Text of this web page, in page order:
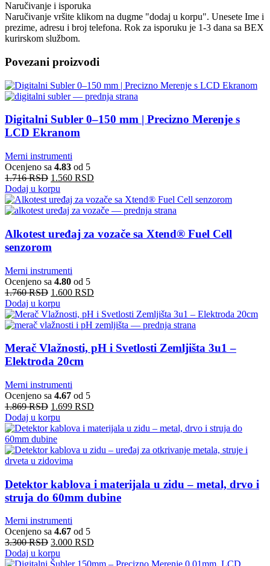
Naručivanje i isporuka
Naručivanje vršite klikom na dugme "dodaj u korpu". Unesete Ime i
prezime, adresu i broj telefona. Rok za isporuku je 1-3 dana sa BEX
kurirskom službom.
Povezani proizvodi
Digitalni Subler 0–150 mm | Precizno Merenje s
LCD Ekranom
Merni instrumenti
Ocenjeno sa 4.83 od 5
1.716RSD 1.560 RSD
Dodaj u korpu
Alkotest uređaj za vozače sa Xtend® Fuel Cell
senzorom
Merni instrumenti
Ocenjeno sa 4.80 od 5
1.760RSD 1.600 RSD
Dodaj u korpu
Merač Vlažnosti, pH i Svetlosti Zemljišta 3u1 –
Elektroda 20cm
Merni instrumenti
Ocenjeno sa 4.67 od 5
1.869RSD 1.699 RSD
Dodaj u korpu
Detektor kablova i materijala u zidu – metal, drvo i
struja do 60mm dubine
Merni instrumenti
Ocenjeno sa 4.67 od 5
3.300RSD 3.000 RSD
Dodaj u korpu